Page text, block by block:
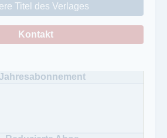
Titel des Verlages
Kontakt